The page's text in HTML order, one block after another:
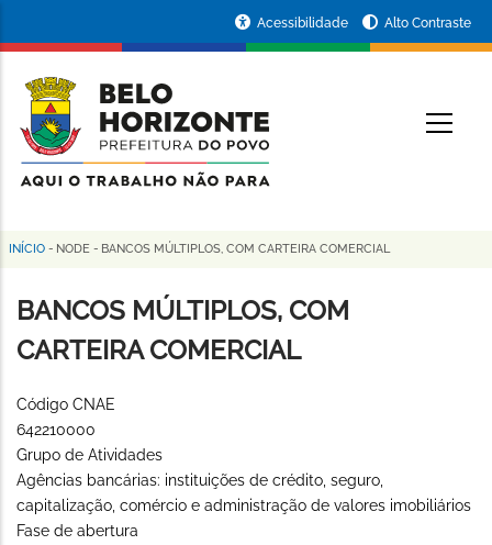
conteúdo
principal
da
Prefeitura
de
Horizonte
Acessibilidade Alto Contraste
Trilha
de
navegação
INÍCIO - NODE - BANCOS MÚLTIPLOS, COM CARTEIRA COMERCIAL
BANCOS MÚLTIPLOS, COM
CARTEIRA COMERCIAL
Código CNAE
642210000
Grupo de Atividades
Agências bancárias: instituições de crédito, seguro,
capitalização, comércio e administração de valores imobiliários
Fase de abertura